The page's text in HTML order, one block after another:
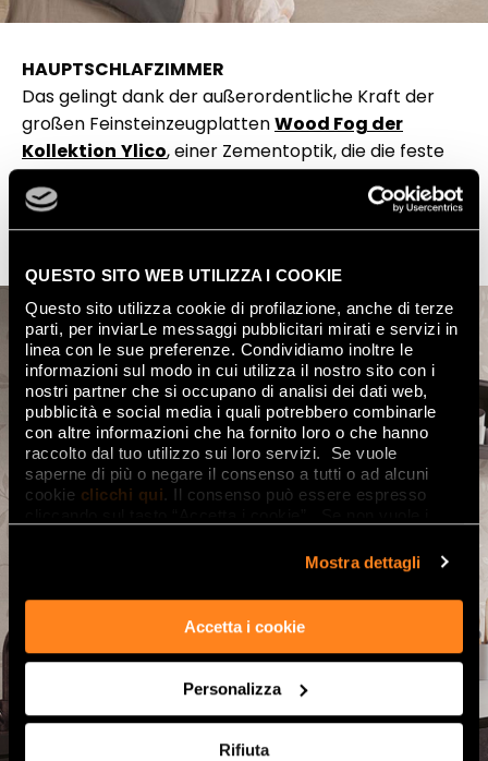
QUESTO SITO WEB UTILIZZA I COOKIE
Questo sito utilizza cookie di profilazione, anche di terze
parti, per inviarLe messaggi pubblicitari mirati e servizi in
linea con le sue preferenze. Condividiamo inoltre le
informazioni sul modo in cui utilizza il nostro sito con i
nostri partner che si occupano di analisi dei dati web,
pubblicità e social media i quali potrebbero combinarle
con altre informazioni che ha fornito loro o che hanno
raccolto dal tuo utilizzo sui loro servizi. Se vuole
saperne di più o negare il consenso a tutti o ad alcuni
cookie clicchi qui. Il consenso può essere espresso
Mostra dettagli
Accetta i cookie
Personalizza
Rifiuta
HAUPTSCHLAFZIMMER
Das gelingt dank der außerordentliche Kraft der
großen FeinsteinzeugplattenWood Fog der
Kollektion Ylico, einer Zementoptik, die die feste
Materialbeschaffenheit der Oberfläche auflösen
lässt und durch die Wände den Blick auf einen Wald
und seine Atmosphären freigibt.